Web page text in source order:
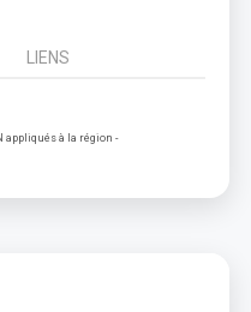
LIENS
appliqués à la région -